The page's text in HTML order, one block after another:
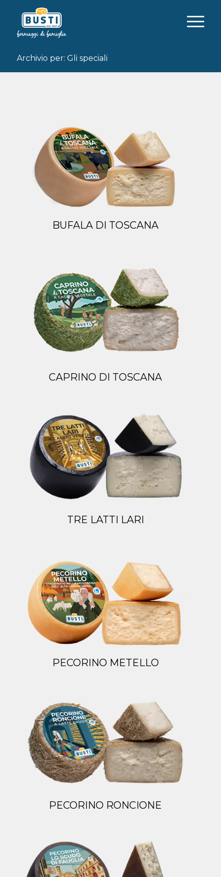
Archivio per: Gli speciali
BUFALA DI TOSCANA
CAPRINO DI TOSCANA
TRE LATTI LARI
PECORINO METELLO
PECORINO RONCIONE